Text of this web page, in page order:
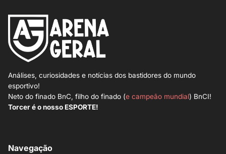
Análises, curiosidades e notícias dos bastidores do mundo
esportivo!
Neto do finado BnC, filho do finado (e campeão mundial) BnCI!
Torcer é o nosso ESPORTE!
Navegação